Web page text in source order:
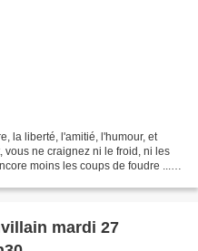
la liberté, l'amitié, l'humour, et
vous ne craignez ni le froid, ni les
moins les coups de foudre ...
mardi 27